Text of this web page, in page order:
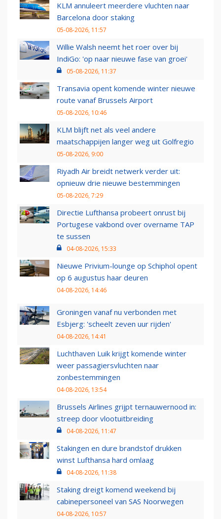
KLM annuleert meerdere vluchten naar
Barcelona door staking
05-08-2026, 11:57
Willie Walsh neemt het roer over bij
IndiGo: 'op naar nieuwe fase van groei'
05-08-2026, 11:37
Transavia opent komende winter nieuwe
route vanaf Brussels Airport
05-08-2026, 10:46
KLM blijft net als veel andere
maatschappijen langer weg uit Golfregio
05-08-2026, 9:00
Riyadh Air breidt netwerk verder uit:
opnieuw drie nieuwe bestemmingen
05-08-2026, 7:29
Directie Lufthansa probeert onrust bij
Portugese vakbond over overname TAP
te sussen
04-08-2026, 15:33
Nieuwe Privium-lounge op Schiphol opent
op 6 augustus haar deuren
04-08-2026, 14:46
Groningen vanaf nu verbonden met
Esbjerg: 'scheelt zeven uur rijden'
04-08-2026, 14:41
Luchthaven Luik krijgt komende winter
weer passagiersvluchten naar
zonbestemmingen
04-08-2026, 13:54
Brussels Airlines grijpt ternauwernood in:
streep door vlootuitbreiding
04-08-2026, 11:47
Stakingen en dure brandstof drukken
winst Lufthansa hard omlaag
04-08-2026, 11:38
Staking dreigt komend weekend bij
cabinepersoneel van SAS Noorwegen
04-08-2026, 10:57